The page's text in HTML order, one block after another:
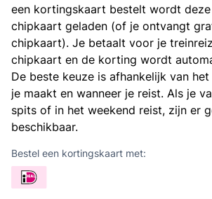
een kortingskaart bestelt wordt
chipkaart geladen (of je ontvangt
chipkaart). Je betaalt voor je
chipkaart en de korting wordt
De beste keuze is afhankelijk van
je maakt en wanneer je reist. Als je
spits of in het weekend reist, zijn er
beschikbaar.
Bestel een kortingskaart met: